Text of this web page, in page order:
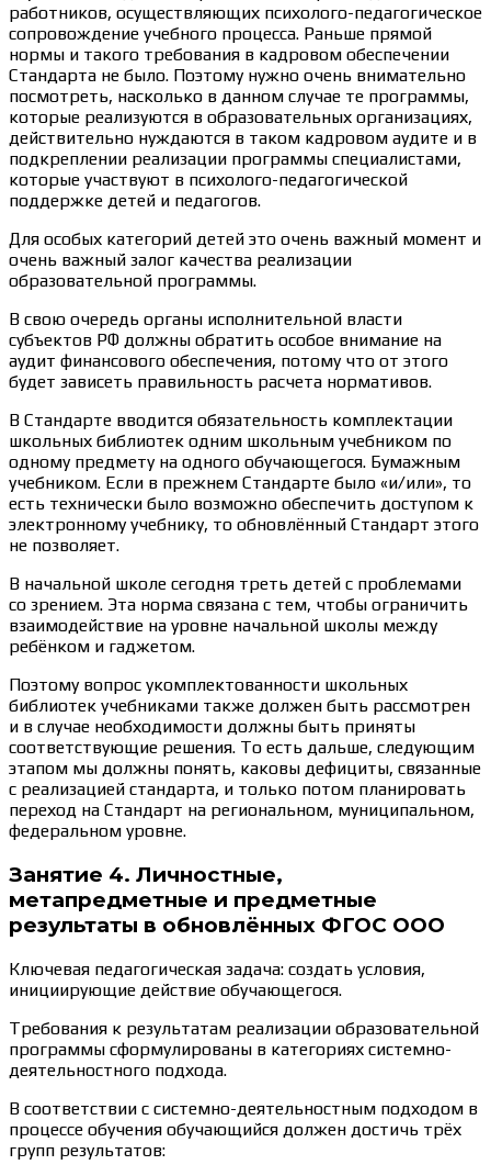
работников, осуществляющих психолого-педагогическое
сопровождение учебного процесса. Раньше прямой
нормы и такого требования в кадровом обеспечении
Стандарта не было. Поэтому нужно очень внимательно
посмотреть, насколько в данном случае те программы,
которые реализуются в образовательных организациях,
действительно нуждаются в таком кадровом аудите и в
подкреплении реализации программы специалистами,
которые участвуют в психолого-педагогической
поддержке детей и педагогов.
Для особых категорий детей это очень важный момент и
очень важный залог качества реализации
образовательной программы.
В свою очередь органы исполнительной власти
субъектов РФ должны обратить особое внимание на
аудит финансового обеспечения, потому что от этого
будет зависеть правильность расчета нормативов.
В Стандарте вводится обязательность комплектации
школьных библиотек одним школьным учебником по
одному предмету на одного обучающегося. Бумажным
учебником. Если в прежнем Стандарте было «и/или», то
есть технически было возможно обеспечить доступом к
электронному учебнику, то обновлённый Стандарт этого
не позволяет.
В начальной школе сегодня треть детей с проблемами
со зрением. Эта норма связана с тем, чтобы ограничить
взаимодействие на уровне начальной школы между
ребёнком и гаджетом.
Поэтому вопрос укомплектованности школьных
библиотек учебниками также должен быть рассмотрен
и в случае необходимости должны быть приняты
соответствующие решения. То есть дальше, следующим
этапом мы должны понять, каковы дефициты, связанные
с реализацией стандарта, и только потом планировать
переход на Стандарт на региональном, муниципальном,
федеральном уровне.
Занятие 4. Личностные,
метапредметные и предметные
результаты в обновлённых ФГОС ООО
Ключевая педагогическая задача: создать условия,
инициирующие действие обучающегося.
Требования к результатам реализации образовательной
программы сформулированы в категориях системно-
деятельностного подхода.
В соответствии с системно-деятельностным подходом в
процессе обучения обучающийся должен достичь трёх
групп результатов: